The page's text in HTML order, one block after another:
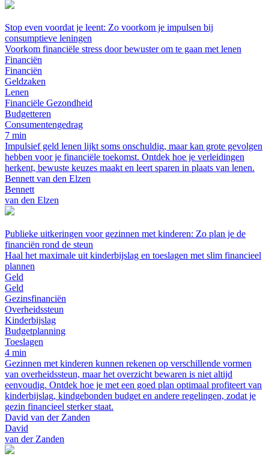
Stop even voordat je leent: Zo voorkom je impulsen bij
consumptieve leningen
Voorkom financiële stress door bewuster om te gaan met lenen
Financiën
Financiën
Geldzaken
Lenen
Financiële Gezondheid
Budgetteren
Consumentengedrag
7 min
Impulsief geld lenen lijkt soms onschuldig, maar kan grote gevolgen
hebben voor je financiële toekomst. Ontdek hoe je verleidingen
herkent, bewuste keuzes maakt en leert sparen in plaats van lenen.
Bennett van den Elzen
Bennett
van den Elzen
Publieke uitkeringen voor gezinnen met kinderen: Zo plan je de
financiën rond de steun
Haal het maximale uit kinderbijslag en toeslagen met slim financieel
plannen
Geld
Geld
Gezinsfinanciën
Overheidssteun
Kinderbijslag
Budgetplanning
Toeslagen
4 min
Gezinnen met kinderen kunnen rekenen op verschillende vormen
van overheidssteun, maar het overzicht bewaren is niet altijd
eenvoudig. Ontdek hoe je met een goed plan optimaal profiteert van
kinderbijslag, kindgebonden budget en andere regelingen, zodat je
gezin financieel sterker staat.
David van der Zanden
David
van der Zanden